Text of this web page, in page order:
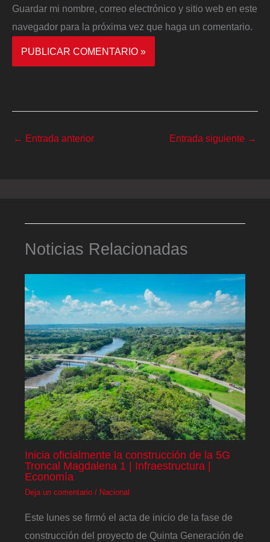
Guardar mi nombre, correo electrónico y sitio web en este
navegador para la próxima vez que haga un comentario.
← Entrada anterior Entrada siguiente →
Noticias Relacionadas
Inicia oficialmente la construcción de la 5G
Troncal Magdalena 1 | Infraestructura |
Economía
Deja un comentario / Nacional
Este lunes se firmó el acta de inicio de la fase de
construcción del proyecto de Quinta Generación de